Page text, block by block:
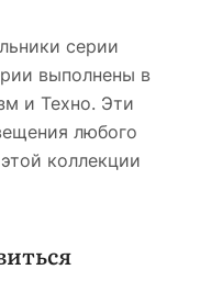
серии
выполнены в
и Техно. Эти
любого
коллекции